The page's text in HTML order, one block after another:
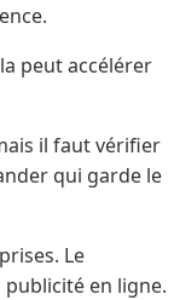
peut accélérer
il faut vérifier
qui garde le
Le
publicité en ligne.